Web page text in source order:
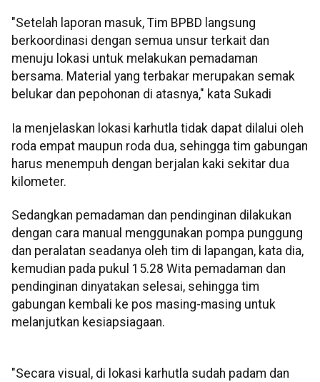
"Setelah laporan masuk, Tim BPBD langsung
berkoordinasi dengan semua unsur terkait dan
menuju lokasi untuk melakukan pemadaman
bersama. Material yang terbakar merupakan semak
belukar dan pepohonan di atasnya," kata Sukadi
Ia menjelaskan lokasi karhutla tidak dapat dilalui oleh
roda empat maupun roda dua, sehingga tim gabungan
harus menempuh dengan berjalan kaki sekitar dua
kilometer.
Sedangkan pemadaman dan pendinginan dilakukan
dengan cara manual menggunakan pompa punggung
dan peralatan seadanya oleh tim di lapangan, kata dia,
kemudian pada pukul 15.28 Wita pemadaman dan
pendinginan dinyatakan selesai, sehingga tim
gabungan kembali ke pos masing-masing untuk
melanjutkan kesiapsiagaan.
"Secara visual, di lokasi karhutla sudah padam dan